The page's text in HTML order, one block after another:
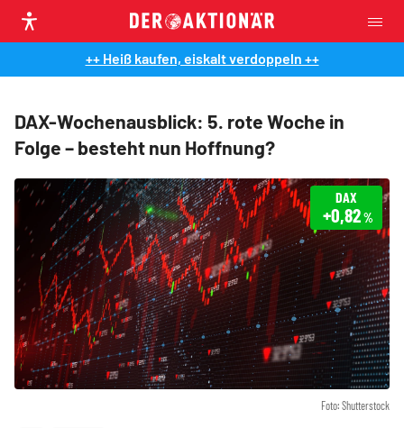
++ Heiß kaufen, eiskalt verdoppeln ++
DAX-Wochenausblick: 5. rote Woche in
Folge – besteht nun Hoffnung?
Foto: Shutterstock
DAX
+0,82%